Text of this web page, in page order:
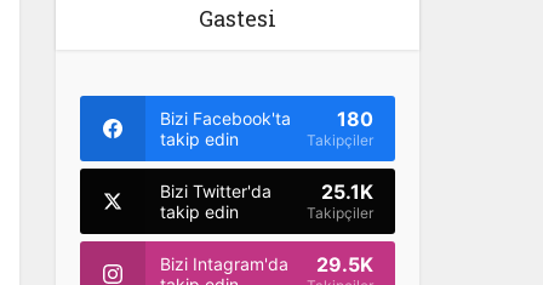
Gastesi
Bizi Facebook'ta
takip edin
180
Takipçiler
Bizi Twitter'da
takip edin
25.1K
Takipçiler
Bizi Intagram'da
29.5K